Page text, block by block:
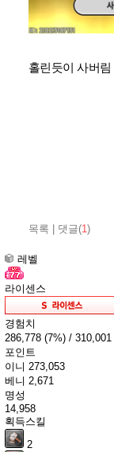
홀린듯이 사버림
목록 댓글(1)
레벨
라이센스
경험치
286,778 (7%) / 310,001
포인트
이니 273,053
베니 2,671
명성
14,958
획득스킬
2